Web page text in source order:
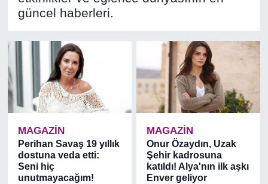
güncel haberleri.
MAGAZİN
Perihan Savaş 19 yıllık
dostuna veda etti:
Seni hiç
unutmayacağım!
MAGAZİN
Onur Özaydın, Uzak
Şehir kadrosuna
katıldı! Alya'nın ilk aşkı
Enver geliyor